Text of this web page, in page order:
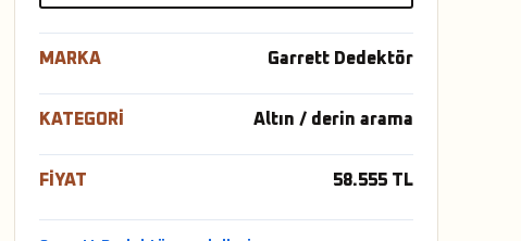
MARKA Garrett Dedektör
KATEGORI Altın / derin arama
FIYAT 58.555 TL